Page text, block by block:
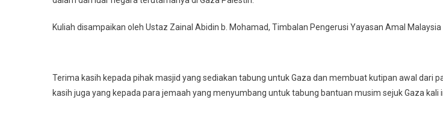
Kuliah disampaikan oleh Ustaz Zainal Abidin b. Mohamad, Timbalan Pengerusi Yayasan Amal Malaysia
Terima kasih kepada pihak masjid yang sediakan tabung untuk Gaza dan membuat kutipan awal dari
kasih juga yang kepada para jemaah yang menyumbang untuk tabung bantuan musim sejuk Gaza kali